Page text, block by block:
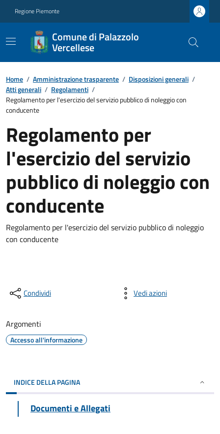
Regione Piemonte
Comune di Palazzolo
Vercellese
Home / Amministrazione trasparente / Disposizioni generali /
Atti generali / Regolamenti /
Regolamento per l'esercizio del servizio pubblico di noleggio con
conducente
Regolamento per
l'esercizio del servizio
pubblico di noleggio con
conducente
Regolamento per l'esercizio del servizio pubblico di noleggio
con conducente
Condividi Vedi azioni
Argomenti
Accesso all'informazione
INDICE DELLA PAGINA
Documenti e Allegati